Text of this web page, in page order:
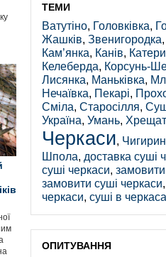
ТЕМИ
Ватутіно, Головківка,
Жашків, Звенигородка,
Кам’янка, Канів,
Келеберда, Корсунь-
Лисянка, Маньківка,
Нечаївка, Пекарі,
Сміла, Старосілля,
Україна, Умань,
Черкаси, Чигирин
Шпола, доставка суші
суші черкаси,
замовити суші черкаси,
черкаси, суші в
ОПИТУВАННЯ